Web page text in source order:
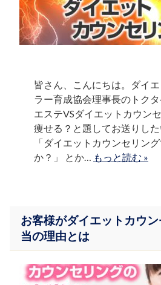
皆さん、こんにちは。ダイ
ラー育成協会理事長のトク
エステVSダイエットカウン
痩せる？と題してお送りした
「ダイエットカウンセリン
か？」 とか…
もっと読む »
お客様がダイエットカウ
当の理由とは